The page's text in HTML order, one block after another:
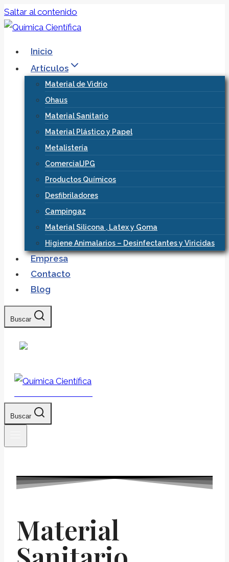
Saltar al contenido
Inicio
Artículos
Material de Vidrio
Ohaus
Material Sanitario
Material Plástico y Papel
Metalistería
ComercialJPG
Productos Químicos
Desfibriladores
Campingaz
Material Silicona , Latex y Goma
Higiene Animalarios – Desinfectantes y Viricidas
Empresa
Contacto
Blog
Buscar
Buscar
Material